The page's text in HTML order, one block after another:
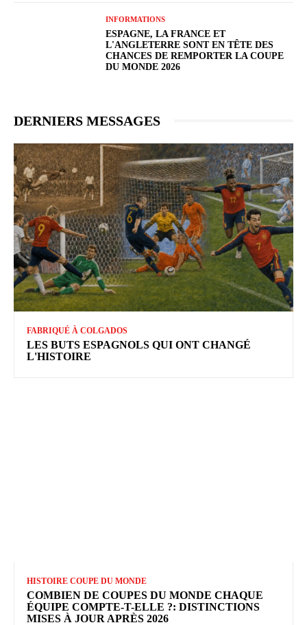
INFORMATIONS
ESPAGNE, LA FRANCE ET
L'ANGLETERRE SONT EN TÊTE DES
CHANCES DE REMPORTER LA COUPE
DU MONDE 2026
DERNIERS MESSAGES
FABRIQUÉ À COLGADOS
LES BUTS ESPAGNOLS QUI ONT CHANGÉ
L'HISTOIRE
HISTOIRE COUPE DU MONDE
COMBIEN DE COUPES DU MONDE CHAQUE
ÉQUIPE COMPTE-T-ELLE ?: DISTINCTIONS
MISES À JOUR APRÈS 2026